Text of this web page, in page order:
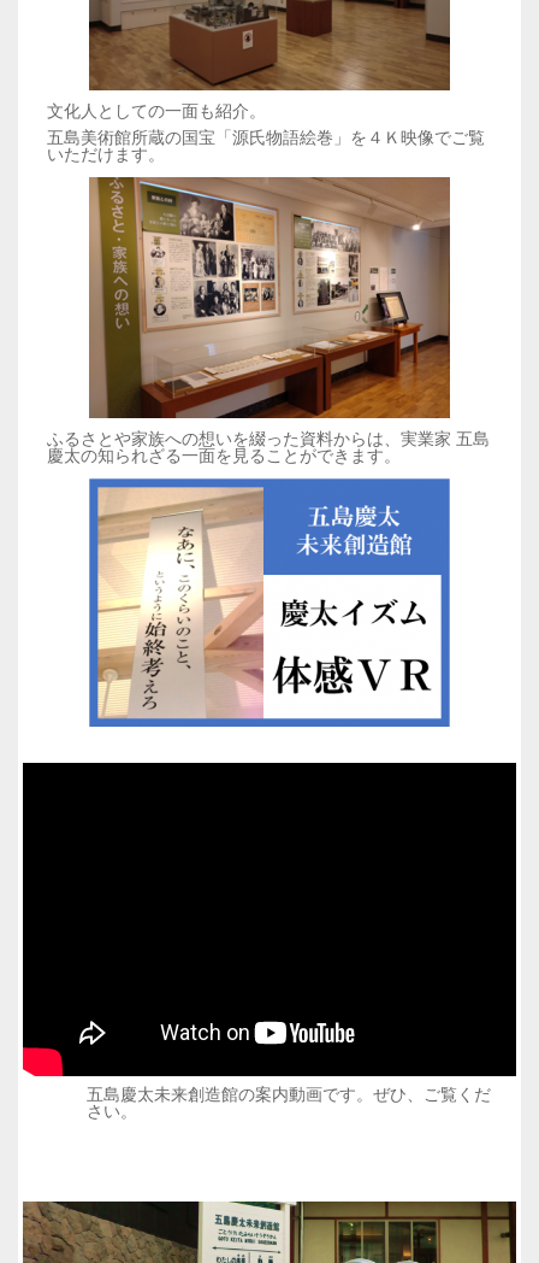
文化人としての一面も紹介。
五島美術館所蔵の国宝「源氏物語絵巻」を４Ｋ映像でご覧
いただけます。
ふるさとや家族への想いを綴った資料からは、実業家 五島
慶太の知られざる一面を見ることができます。
五島慶太未来創造館の案内動画です。ぜひ、ご覧くだ
さい。